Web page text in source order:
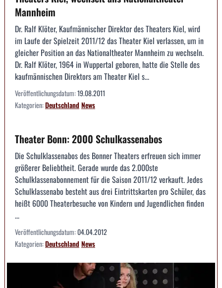
Mannheim
Dr. Ralf Klöter, Kaufmännischer Direktor des Theaters Kiel, wird
im Laufe der Spielzeit 2011/12 das Theater Kiel verlassen, um in
gleicher Position an das Nationaltheater Mannheim zu wechseln.
Dr. Ralf Klöter, 1964 in Wuppertal geboren, hatte die Stelle des
kaufmännischen Direktors am Theater Kiel s...
Veröffentlichungsdatum:19.08.2011
Kategorien:DeutschlandNews
Theater Bonn: 2000 Schulkassenabos
Die Schulklassenabos des Bonner Theaters erfreuen sich immer
größerer Beliebtheit. Gerade wurde das 2.000ste
Schulklassenabonnement für die Saison 2011/12 verkauft. Jedes
Schulklassenabo besteht aus drei Eintrittskarten pro Schüler, das
heißt 6000 Theaterbesuche von Kindern und Jugendlichen finden
...
Veröffentlichungsdatum:04.04.2012
Kategorien:DeutschlandNews